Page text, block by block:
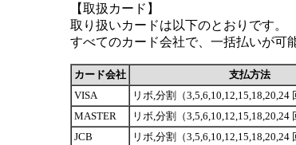
【取扱カード】
取り扱いカードは以下のとおりです。
すべてのカード会社で、一括払いが可
カード会社
支払方法
VISA
リボ,分割（3,5,6,10,12,15,18,20,24
MASTER
リボ,分割（3,5,6,10,12,15,18,20,24
JCB
リボ,分割（3,5,6,10,12,15,18,20,24